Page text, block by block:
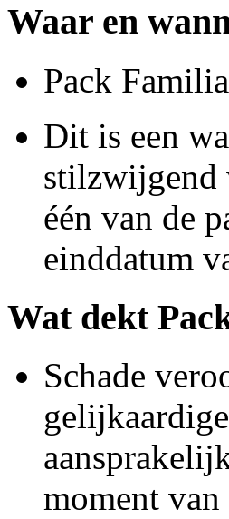
Waar en
Pack
Dit is een
stilzwijgend
één van de
einddatum
Wat dekt
Schade
moment